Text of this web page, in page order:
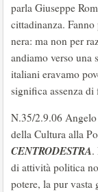
parla Giuseppe
cittadinanza.
nera: ma non per
andiamo verso una
italiani eravamo
significa assenza di
N.35/2.9.06
della Cultura alla
CENTRODESTRA.
di attività politica
potere, la pur vasta